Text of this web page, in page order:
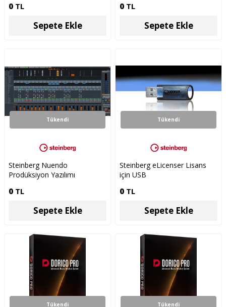
0 TL
Sepete Ekle
0 TL
Sepete Ekle
Tükendi
Steinberg Nuendo
Prodüksiyon Yazılımı
0 TL
Sepete Ekle
Tükendi
Steinberg eLicenser Lisans
için USB
0 TL
Sepete Ekle
Tükendi Tükendi